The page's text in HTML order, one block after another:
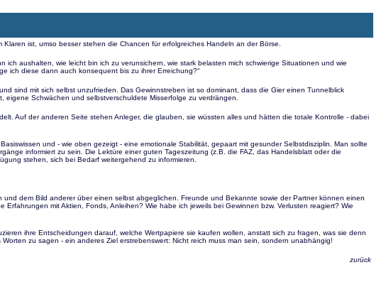
ist, umso besser stehen die Chancen für erfolgreiches Handeln an der Börse.
aushalten, wie leicht bin ich zu verunsichern, wie stark belasten mich schwierige Situationen und wie
ich diese dann auch konsequent bis zu ihrer Erreichung?“
sind mit sich selbst unzufrieden. Das Gewinnstreben ist so dominant, dass die Gier einen Tunnelblick
Schwächen und selbstverschuldete Misserfolge zu verdrängen.
Auf der anderen Seite stehen Anleger, die glauben, sie wüssten alles und hätten die totale Kontrolle - dabei
und - wie oben gezeigt - eine emotionale Stabilität, gepaart mit gesunder Selbstdisziplin. Man sollte
informiert zu sein. Die Lektüre einer guten Tageszeitung (z.B. die FAZ, das Handelsblatt oder die
stehen, sich bei Bedarf weitergehend zu informieren.
dem Bild anderer über einen selbst abgeglichen. Freunde und Bekannte sowie der Partner können einen
mit Aktien, Fonds, Anleihen? Wie habe ich jeweils bei Gewinnen bzw. Verlusten reagiert? Wie
ihre Entscheidungen darauf, welche Wertpapiere sie kaufen wollen, anstatt sich zu fragen, was sie denn
zu sagen - ein anderes Ziel erstrebenswert: Nicht reich muss man sein, sondern unabhängig!
zurück